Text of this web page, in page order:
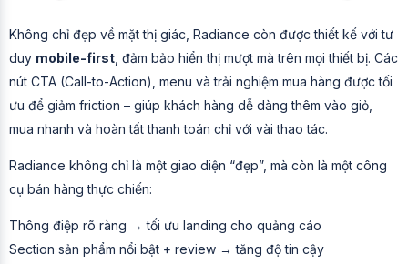
Không chỉ đẹp về mặt thị giác, Radiance còn được thiết kế với tư
duy mobile-first, đảm bảo hiển thị mượt mà trên mọi thiết bị. Các
nút CTA (Call-to-Action), menu và trải nghiệm mua hàng được tối
ưu để giảm friction – giúp khách hàng dễ dàng thêm vào giỏ,
mua nhanh và hoàn tất thanh toán chỉ với vài thao tác.
Radiance không chỉ là một giao diện “đẹp”, mà còn là một công
cụ bán hàng thực chiến:
Thông điệp rõ ràng → tối ưu landing cho quảng cáo
Section sản phẩm nổi bật + review → tăng độ tin cậy